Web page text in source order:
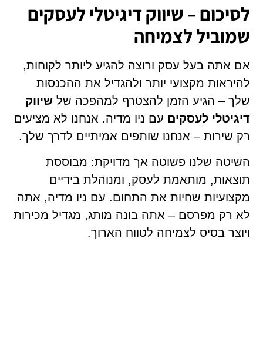
לסיכום – שיווק דיגיטלי לעסקים
שמוביל לצמיחה
אם אתה בעל עסק ורוצה להגיע ליותר לקוחות,
להיראות מקצועי יותר ולהגדיל את ההכנסות
שלך – הגיע הזמן להצטרף למהפכה שלשיווק
דיגיטלי לעסקים עם ניו מדיה. אנחנו לא מציעים
רק שירות – אנחנו שותפים אמיתיים לדרך שלך.
השיטה שלנו פשוטה אך מדויקת: מבוססת
תוצאות, מותאמת לעסק, ומנוהלת בידיים
מקצועיות שחיות את התחום. עם ניו מדיה, אתה
לא רק מפרסם – אתה בונה מותג, מגדיל מכירות
ויוצר בסיס לצמיחה לטווח הארוך.